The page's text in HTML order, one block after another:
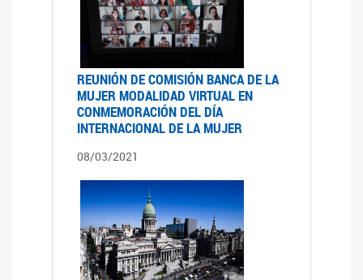
REUNIÓN DE COMISIÓN BANCA DE LA
MUJER MODALIDAD VIRTUAL EN
CONMEMORACIÓN DEL DÍA
INTERNACIONAL DE LA MUJER
08/03/2021